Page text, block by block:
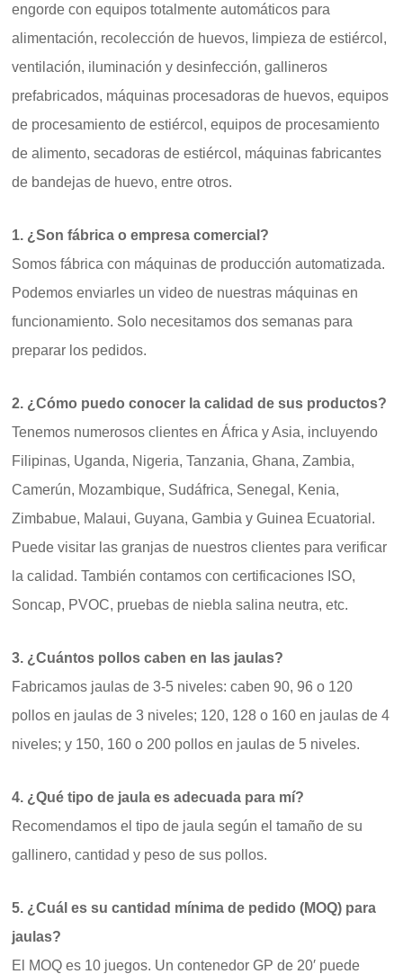
engorde con equipos totalmente automáticos para
alimentación, recolección de huevos, limpieza de estiércol,
ventilación, iluminación y desinfección, gallineros
prefabricados, máquinas procesadoras de huevos, equipos
de procesamiento de estiércol, equipos de procesamiento
de alimento, secadoras de estiércol, máquinas fabricantes
de bandejas de huevo, entre otros.
1. ¿Son fábrica o empresa comercial?
Somos fábrica con máquinas de producción automatizada.
Podemos enviarles un video de nuestras máquinas en
funcionamiento. Solo necesitamos dos semanas para
preparar los pedidos.
2. ¿Cómo puedo conocer la calidad de sus productos?
Tenemos numerosos clientes en África y Asia, incluyendo
Filipinas, Uganda, Nigeria, Tanzania, Ghana, Zambia,
Camerún, Mozambique, Sudáfrica, Senegal, Kenia,
Zimbabue, Malaui, Guyana, Gambia y Guinea Ecuatorial.
Puede visitar las granjas de nuestros clientes para verificar
la calidad. También contamos con certificaciones ISO,
Soncap, PVOC, pruebas de niebla salina neutra, etc.
3. ¿Cuántos pollos caben en las jaulas?
Fabricamos jaulas de 3-5 niveles: caben 90, 96 o 120
pollos en jaulas de 3 niveles; 120, 128 o 160 en jaulas de 4
niveles; y 150, 160 o 200 pollos en jaulas de 5 niveles.
4. ¿Qué tipo de jaula es adecuada para mí?
Recomendamos el tipo de jaula según el tamaño de su
gallinero, cantidad y peso de sus pollos.
5. ¿Cuál es su cantidad mínima de pedido (MOQ) para
jaulas?
El MOQ es 10 juegos. Un contenedor GP de 20′ puede